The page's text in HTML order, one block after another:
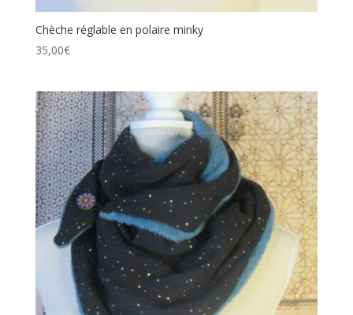
Chèche réglable en polaire minky
35,00€